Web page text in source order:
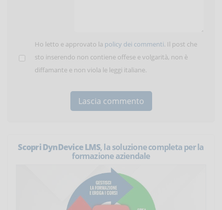
Ho letto e approvato la policy dei commenti. Il post che
sto inserendo non contiene offese e volgarità, non è
diffamante e non viola le leggi italiane.
Scopri DynDevice LMS, la soluzione completa per la
formazione aziendale